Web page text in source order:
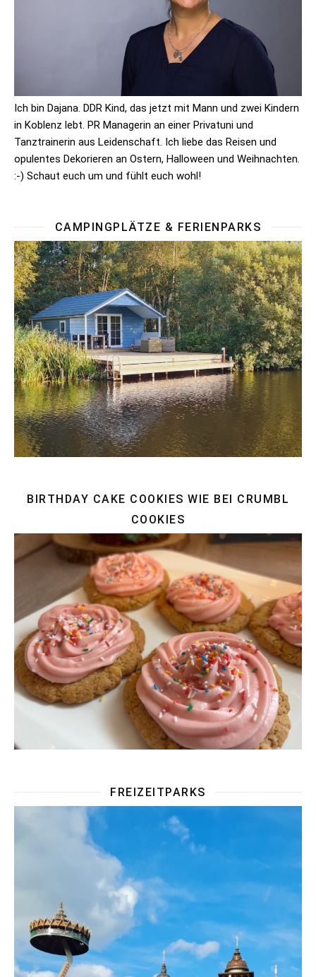
Ich bin Dajana. DDR Kind, das jetzt mit Mann und zwei Kindern
in Koblenz lebt. PR Managerin an einer Privatuni und
Tanztrainerin aus Leidenschaft. Ich liebe das Reisen und
opulentes Dekorieren an Ostern, Halloween und Weihnachten.
:-) Schaut euch um und fühlt euch wohl!
CAMPINGPLÄTZE & FERIENPARKS
BIRTHDAY CAKE COOKIES WIE BEI CRUMBL
COOKIES
FREIZEITPARKS